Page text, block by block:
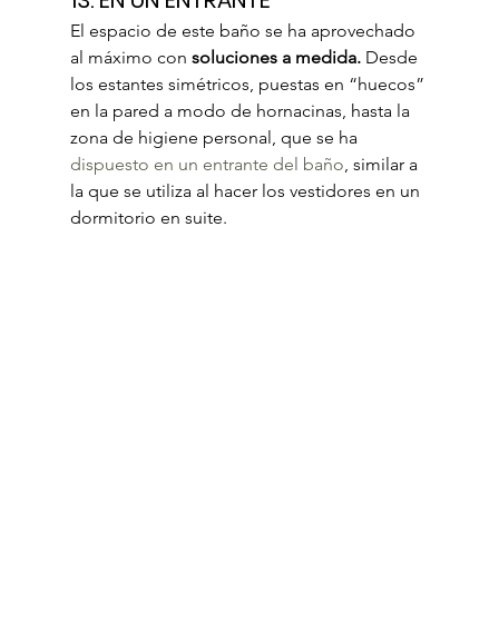
El espacio de este baño se ha aprovechado
al máximo con soluciones a medida. Desde
los estantes simétricos, puestas en “huecos”
en la pared a modo de hornacinas, hasta la
zona de higiene personal, que se ha
dispuesto en un entrante del baño , similar a
la que se utiliza al hacer los vestidores en un
dormitorio en suite.